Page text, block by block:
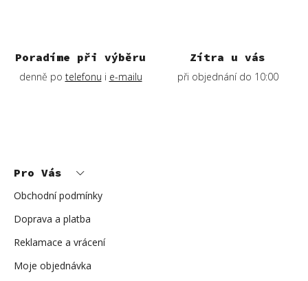
Poradíme při výběru
denně po telefonu i e-mailu
Zítra u vás
při objednání do 10:00
Pro Vás
Obchodní podmínky
Doprava a platba
Reklamace a vrácení
Moje objednávka